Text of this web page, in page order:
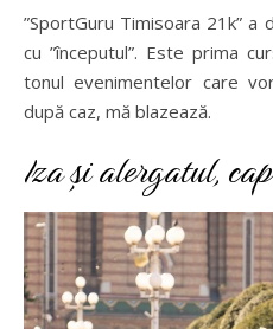
”SportGuru Timisoara 21k” a devenit de ceva timp sinonim
cu ”începutul”. Este prima
tonul evenimentelor care
după caz, mă blazează.
Iza și alergatul,